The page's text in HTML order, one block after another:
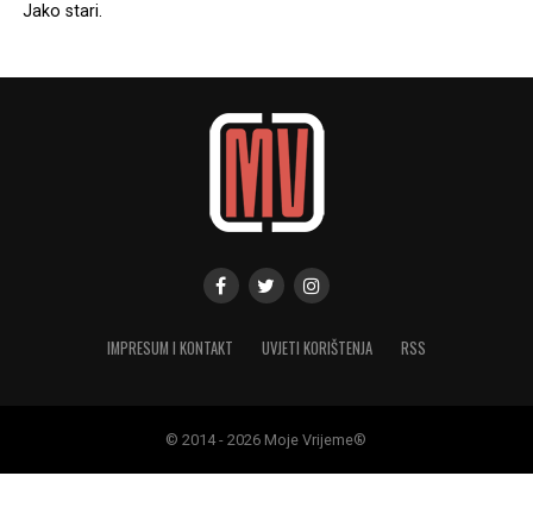
Jako stari.
IMPRESUM I KONTAKT UVJETI KORIŠTENJA RSS
© 2014 - 2026 Moje Vrijeme®